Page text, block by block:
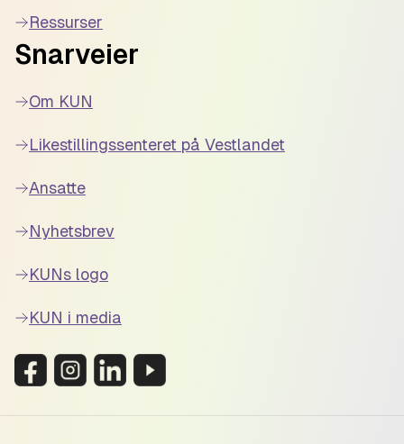
Ressurser
Snarveier
Om KUN
Likestillingssenteret på Vestlandet
Ansatte
Nyhetsbrev
KUNs logo
KUN i media